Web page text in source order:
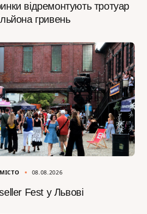
відремонтують тротуар
гривень
МІСТО 08.08.2026
Fest у Львові